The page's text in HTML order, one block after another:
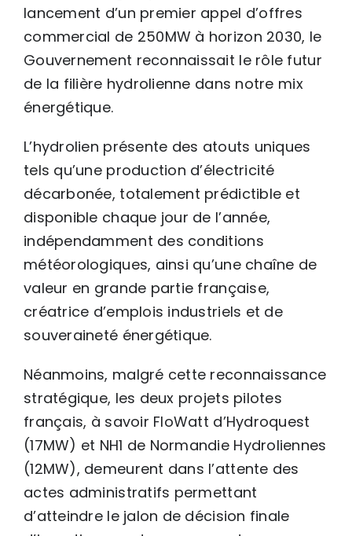
lancement d’un premier appel d’offres
commercial de 250MW à horizon 2030, le
Gouvernement reconnaissait le rôle futur
de la filière hydrolienne dans notre mix
énergétique.
L’hydrolien présente des atouts uniques
tels qu’une production d’électricité
décarbonée, totalement prédictible et
disponible chaque jour de l’année,
indépendamment des conditions
météorologiques, ainsi qu’une chaîne de
valeur en grande partie française,
créatrice d’emplois industriels et de
souveraineté énergétique.
Néanmoins, malgré cette reconnaissance
stratégique, les deux projets pilotes
français, à savoir FloWatt d’Hydroquest
(17MW) et NH1 de Normandie Hydroliennes
(12MW), demeurent dans l’attente des
actes administratifs permettant
d’atteindre le jalon de décision finale